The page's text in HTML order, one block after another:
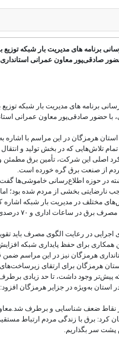
برنامه های مدیریت بار شبکه
صادقی‌پور معاون عمرانی
رسانی برنامه های مدیریت بار شبکه
با حضور صادقی‌پور معاون عمرانی
هرمزگان در این مراسم با
تلاش‌هایی که در بخش تولید و
اصلی این شرکت، تأمین برق
از صنعت برق گره خورده است.
در حوزه اطلاع‌رسانی خاموشی‌ها
نارضایتی بخشی از مردم شده بود؛
مختلف در مدیریت بار شبکه اشاره
ادارات
همکاری برای حفظ پایداری شبکه افزایش
هرمزگان نیز در این مراسم ضمن
هرمزگان برای ارتقای زیرساخت‌های
پیش‌تر وجود داشت، تا حد زیادی
استان به‌ویژه در جزایر هرمزگان
نقاط ضعف شناسایی و برطرف
برق با زندگی مردم ارتباط
پشت سر بگذاریم.